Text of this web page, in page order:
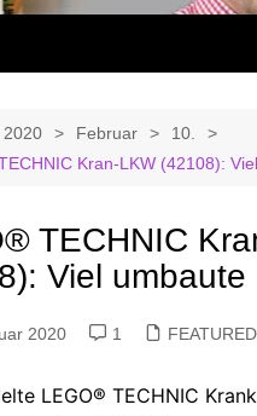
2020 Februar
10.
Kran-LKW (42108):
TECHNIC
Viel umbaute
2020 1 FEATURED,
LEGO® TECHNIC